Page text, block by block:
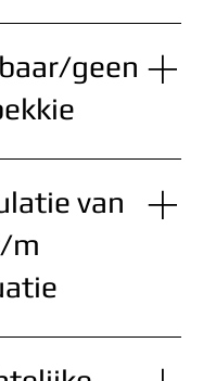
aligners
om uw gebit.
geen
dat u een beugel
van
m
in het